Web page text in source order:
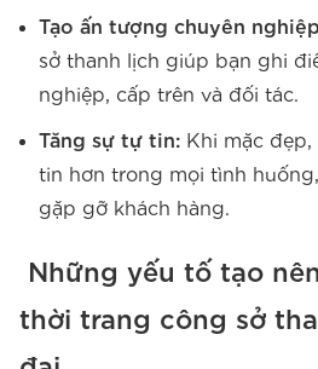
Tạo ấn tượng chuyên
sở thanh lịch giúp bạn ghi
nghiệp, cấp trên và đối tác.
Tăng sự tự tin: Khi mặc
tin hơn trong mọi tình
gặp gỡ khách hàng.
Những yếu tố tạo
thời trang công sở